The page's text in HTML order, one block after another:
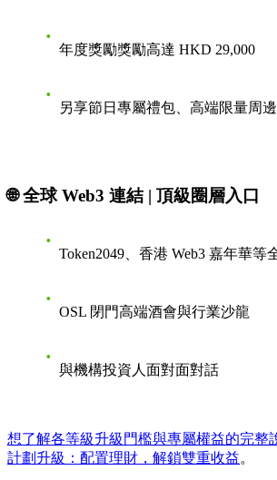
年度獎勵獎勵高達 HKD 29,000
另享節日專屬禮包、高端限量周邊
🌐 全球 Web3 連結 | 頂級圈層入口
Token2049、香港 Web3 嘉年華等
OSL 閉門高端酒會與行業沙龍
與機構投資人面對面對話
想了解各等級升級門檻與專屬權益的完整
計劃升級：配置理財，解鎖雙重收益。